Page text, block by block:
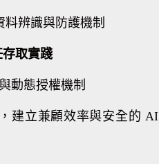
辨識與防護機制
存取實踐
動態授權機制
建立兼顧效率與安全的 AI